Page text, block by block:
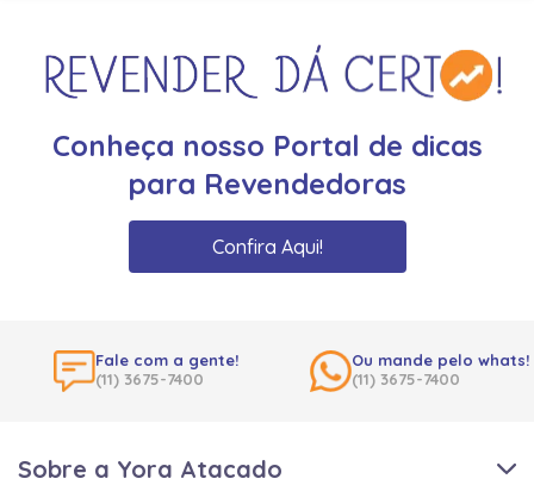
Conheça nosso Portal de dicas
para Revendedoras
Confira Aqui!
Fale com a gente!
(11) 3675-7400
Ou mande pelo whats!
(11) 3675-7400
Sobre a Yora Atacado